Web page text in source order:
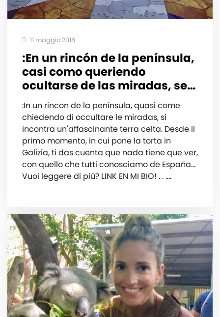
11 maggio 2018
:En un rincón de la península,
casi como queriendo
ocultarse de las miradas, se…
:In un rincon de la península, quasi come
chiedendo di occultare le miradas, si
incontra un'affascinante terra celta. Desde il
primo momento, in cui pone la torta in
Galizia, ti das cuenta que nada tiene que ver,
con quello che tutti conosciamo de España…
Vuoi leggere di più? LINK EN MI BIO! . . .…